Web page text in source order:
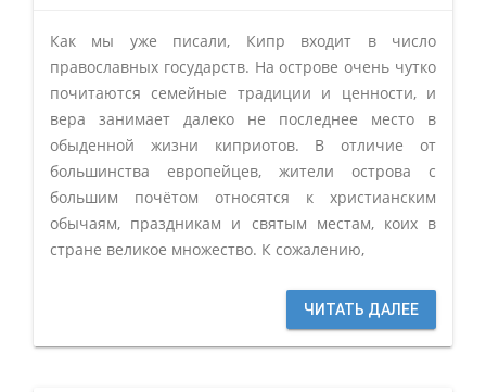
Как мы уже писали, Кипр входит в число
православных государств. На острове очень чутко
почитаются семейные традиции и ценности, и
вера занимает далеко не последнее место в
обыденной жизни киприотов. В отличие от
большинства европейцев, жители острова с
большим почётом относятся к христианским
обычаям, праздникам и святым местам, коих в
стране великое множество. К сожалению,
ЧИТАТЬ ДАЛЕЕ